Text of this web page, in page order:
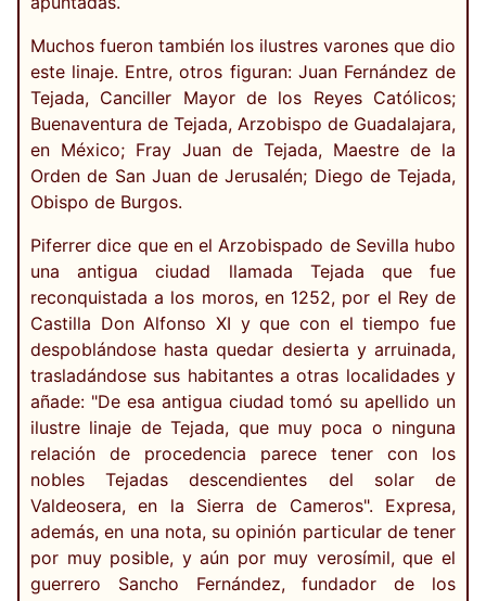
Muchos fueron también los ilustres varones que dio
este linaje. Entre, otros figuran: Juan Fernández de
Tejada, Canciller Mayor de los Reyes Católicos;
Buenaventura de Tejada, Arzobispo de Guadalajara,
en México; Fray Juan de Tejada, Maestre de la
Orden de San Juan de Jerusalén; Diego de Tejada,
Obispo de Burgos.
Piferrer dice que en el Arzobispado de Sevilla hubo
una antigua ciudad llamada Tejada que fue
reconquistada a los moros, en 1252, por el Rey de
Castilla Don Alfonso XI y que con el tiempo fue
despoblándose hasta quedar desierta y arruinada,
trasladándose sus habitantes a otras localidades y
añade: "De esa antigua ciudad tomó su apellido un
ilustre linaje de Tejada, que muy poca o ninguna
relación de procedencia parece tener con los
nobles Tejadas descendientes del solar de
Valdeosera, en la Sierra de Cameros". Expresa,
además, en una nota, su opinión particular de tener
por muy posible, y aún por muy verosímil, que el
guerrero Sancho Fernández, fundador de los